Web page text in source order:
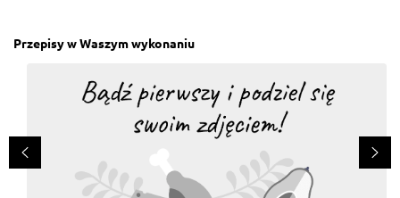
Przepisy w Waszym wykonaniu